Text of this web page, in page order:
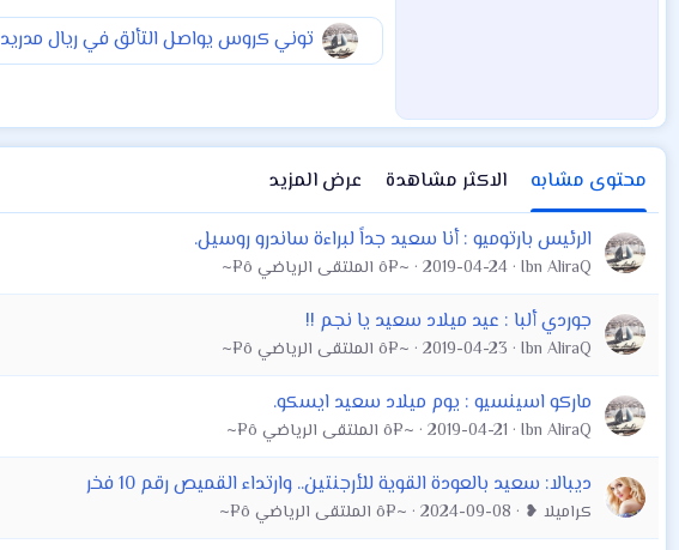
توني كروس يواصل التألق في ريال مدريد
محتوى مشابه الاكثر مشاهدة
عرض المزيد
الرئيس بارتوميو : أنا سعيد جداً لبراءة ساندرو روسيل.
Ibn AliraQ
2019-04-24 ~¤ô الملتقى الرياضي ô¤~
جوردي ألبا : عيد ميلاد سعيد يا نجم !!
Ibn AliraQ
2019-04-23 ~¤ô الملتقى الرياضي ô¤~
ماركو اسينسيو : يوم ميلاد سعيد ايسكو.
Ibn AliraQ
2019-04-21 ~¤ô الملتقى الرياضي ô¤~
ديبالا: سعيد بالعودة القوية للأرجنتين.. وارتداء القميص رقم 10 فخر
كراميلا ❥ 2024-09-08 ~¤ô الملتقى الرياضي ô¤~